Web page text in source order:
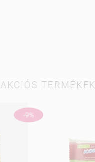
AKCIÓS TERMÉKEK
-9%